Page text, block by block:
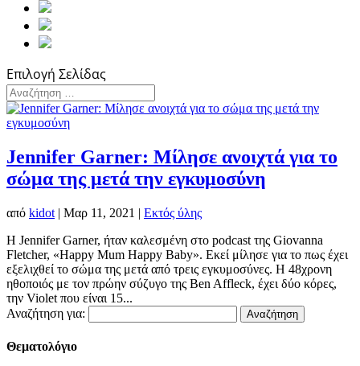
Επιλογή Σελίδας
Jennifer Garner: Μίλησε ανοιχτά για το
σώμα της μετά την εγκυμοσύνη
από kidot | Μαρ 11, 2021 | Εκτός ύλης
H Jennifer Garner, ήταν καλεσμένη στο podcast της Giovanna
Fletcher, «Happy Mum Happy Baby». Εκεί μίλησε για το πως έχει
εξελιχθεί το σώμα της μετά από τρεις εγκυμοσύνες. Η 48χρονη
ηθοποιός με τον πρώην σύζυγο της Ben Affleck, έχει δύο κόρες,
την Violet που είναι 15...
Αναζήτηση για:
Θεματολόγιο